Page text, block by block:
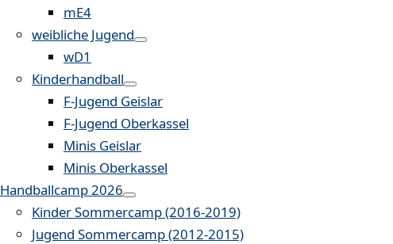
mE4
weibliche Jugend
wD1
Kinderhandball
F-Jugend Geislar
F-Jugend Oberkassel
Minis Geislar
Minis Oberkassel
Handballcamp 2026
Kinder Sommercamp (2016-2019)
Jugend Sommercamp (2012-2015)